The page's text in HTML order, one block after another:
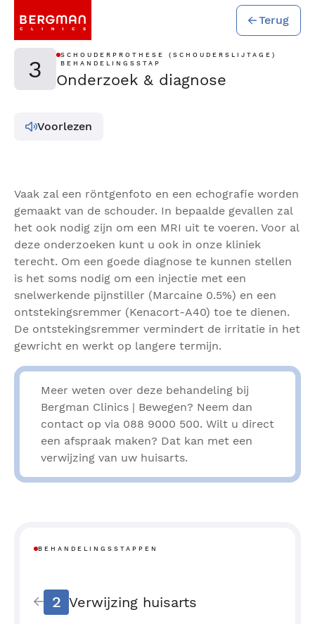
Terug
3
SCHOUDERPROTHESE (SCHOUDERSLIJTAGE)
BEHANDELINGSSTAP
Onderzoek & diagnose
Voorlezen
Vaak zal een röntgenfoto en een echografie worden
gemaakt van de schouder. In bepaalde gevallen zal
het ook nodig zijn om een MRI uit te voeren. Voor al
deze onderzoeken kunt u ook in onze kliniek
terecht. Om een goede diagnose te kunnen stellen
is het soms nodig om een injectie met een
snelwerkende pijnstiller (Marcaine 0.5%) en een
ontstekingsremmer (Kenacort-A40) toe te dienen.
De ontstekingsremmer vermindert de irritatie in het
gewricht en werkt op langere termijn.
Meer weten over deze behandeling bij
Bergman Clinics | Bewegen? Neem dan
contact op via 088 9000 500. Wilt u direct
een afspraak maken? Dat kan met een
verwijzing van uw huisarts.
BEHANDELINGSSTAPPEN
2 Verwijzing huisarts